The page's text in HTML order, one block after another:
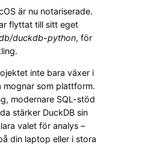
är nu notariserade.
flyttat till sitt eget
duckdb-python, för
inte bara växer i
som plattform.
modernare SQL-stöd
stärker DuckDB sin
valet för analys –
din laptop eller i stora